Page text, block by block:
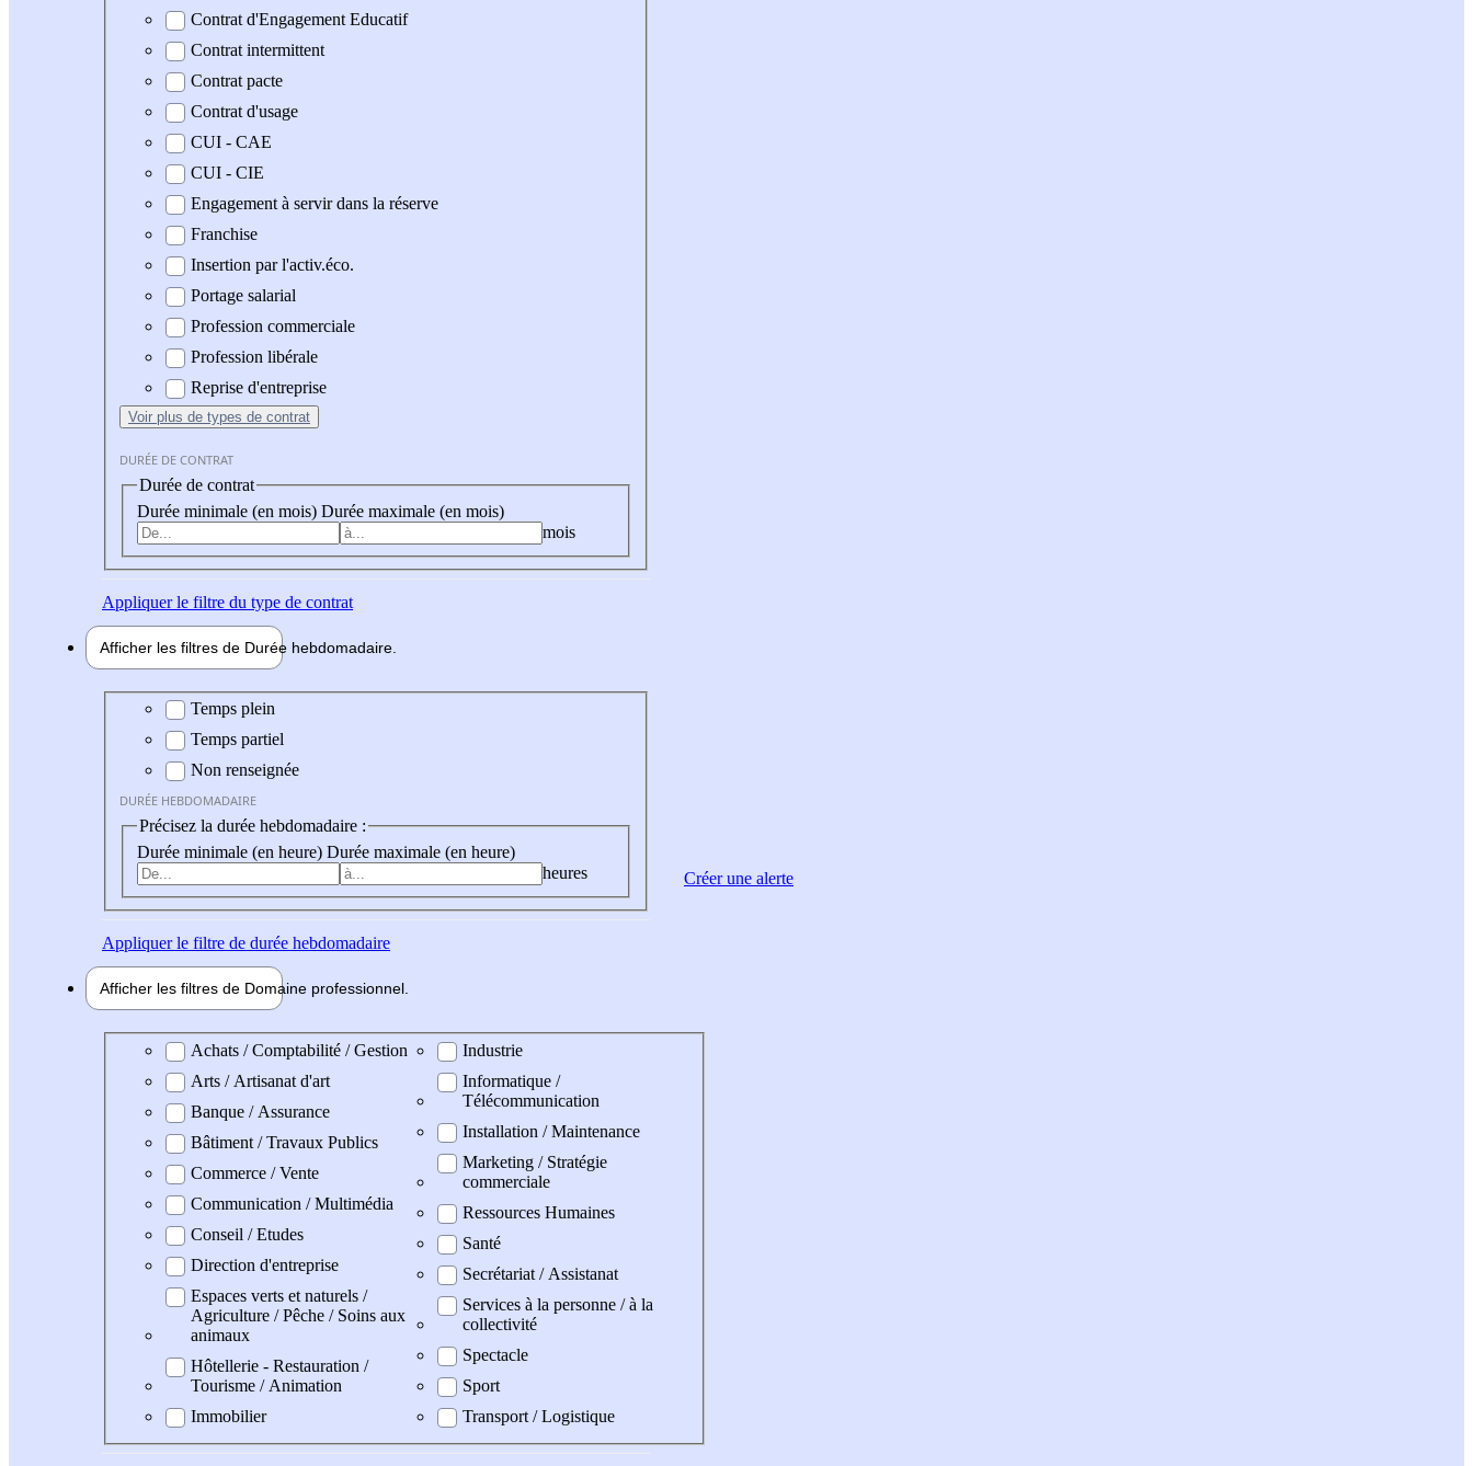
Contrat d'Engagement Educatif
Contrat intermittent
Contrat pacte
Contrat d'usage
CUI - CAE
CUI - CIE
Engagement à servir dans la réserve
Franchise
Insertion par l'activ.éco.
Portage salarial
Profession commerciale
Profession libérale
Reprise d'entreprise
Voir plus de types de contrat
DURÉE DE CONTRAT
Durée de contrat
Durée minimale (en mois) Durée maximale (en mois)
mois
Appliquerle filtre du type de contrat
Afficher les filtres de Durée hebdomadaire
Durée hebdomadaire
Temps plein
Temps partiel
Non renseignée
DURÉE HEBDOMADAIRE
Précisez la durée hebdomadaire :
Durée minimale (en heure) Durée maximale (en heure)
heures
Appliquerle filtre de durée hebdomadaire
Afficher les filtres de Domaine professionnel
Domaine professionel
Achats / Comptabilité / Gestion
Arts / Artisanat d'art
Banque / Assurance
Bâtiment / Travaux Publics
Commerce / Vente
Communication / Multimédia
Conseil / Etudes
Direction d'entreprise
Espaces verts et naturels /
Agriculture / Pêche / Soins aux
animaux
Hôtellerie - Restauration /
Tourisme / Animation
Immobilier
Industrie
Informatique /
Télécommunication
Installation / Maintenance
Marketing / Stratégie
commerciale
Ressources Humaines
Santé
Secrétariat / Assistanat
Services à la personne / à la
collectivité
Spectacle
Sport
Transport / Logistique
Créer une alerte